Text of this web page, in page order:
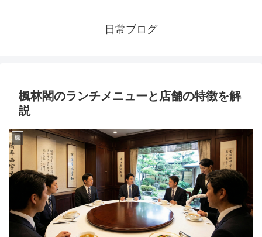
日常ブログ
楓林閣のランチメニューと店舗の特徴を解
説
楓